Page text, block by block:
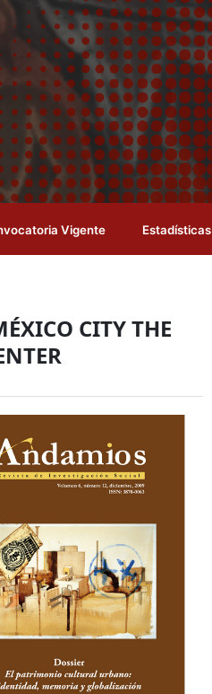
Vigente Estadísticas
CITY THE